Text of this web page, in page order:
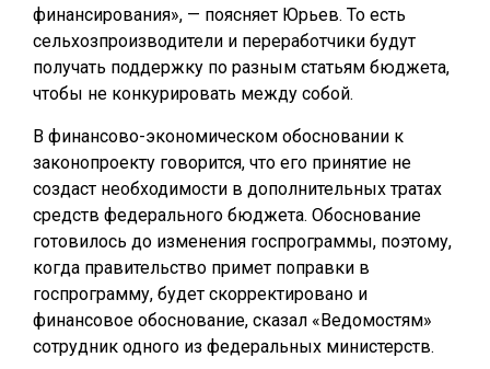
финансирования», — поясняет Юрьев. То есть
сельхозпроизводители и переработчики будут
получать поддержку по разным статьям бюджета,
чтобы не конкурировать между собой.
В финансово-экономическом обосновании к
законопроекту говорится, что его принятие не
создаст необходимости в дополнительных тратах
средств федерального бюджета. Обоснование
готовилось до изменения госпрограммы, поэтому,
когда правительство примет поправки в
госпрограмму, будет скорректировано и
финансовое обоснование, сказал «Ведомостям»
сотрудник одного из федеральных министерств.